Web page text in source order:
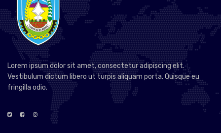
Lorem ipsum dolor sit amet, consectetur adipiscing elit.
Vestibulum dictum libero ut turpis aliquam porta. Quisque eu
fringilla odio.